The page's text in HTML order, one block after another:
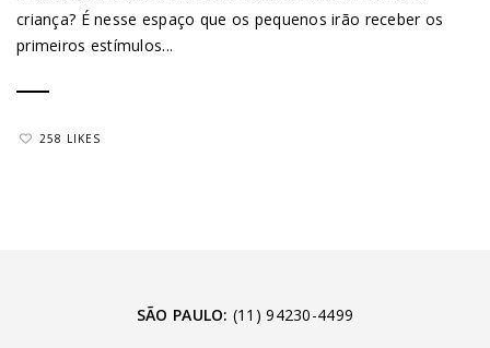
criança? É nesse espaço que os pequenos irão receber os
primeiros estímulos...
258 LIKES
SÃO PAULO: (11) 94230-4499